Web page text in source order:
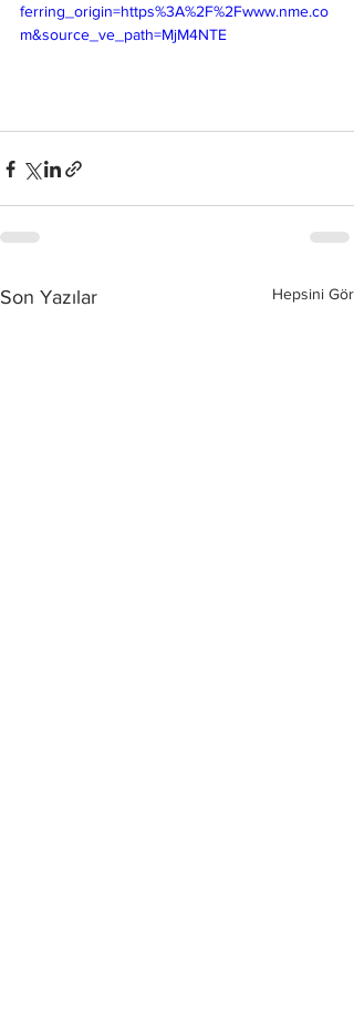
ferring_origin=https%3A%2F%2Fwww.nme.co
m&source_ve_path=MjM4NTE
Son Yazılar Hepsini Gör